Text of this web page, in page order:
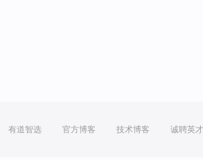
有道智选 官方博客 技术博客 诚聘英才